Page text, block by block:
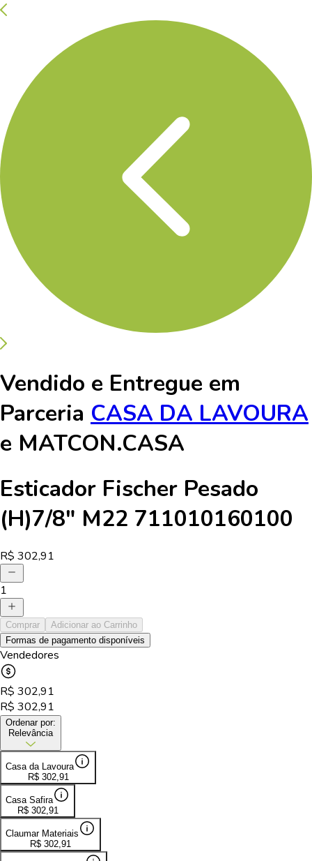
Vendido e Entregue em
Parceria CASA DA LAVOURA
e MATCON.CASA
Esticador Fischer Pesado
(H)7/8" M22 711010160100
R$ 302,91
1
Comprar
Adicionar ao Carrinho
Formas de pagamento disponíveis
Vendedores
R$ 302,91
R$ 302,91
Ordenar por:
Relevância
Casa da Lavoura
R$ 302,91
Casa Safira
R$ 302,91
Claumar Materiais
R$ 302,91